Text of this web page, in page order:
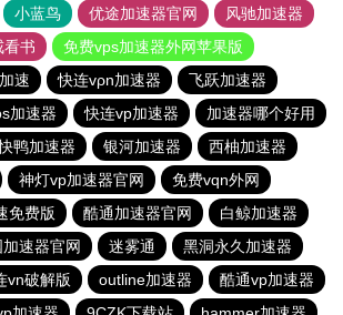
小蓝鸟 优途加速器官网
风驰加速器
看书
免费vps加速器外网苹果版
速 快连vρn加速器
飞跃加速器
加速器 快连vp加速器
加速器哪个好用
鸭加速器 银河加速器
西柚加速器
神灯vp加速器官网
免费vqn外网
免费版 酷通加速器官网
白鲸加速器
速器官网 迷雾通
黑洞永久加速器
vn破解版 outline加速器
酷通vp加速器